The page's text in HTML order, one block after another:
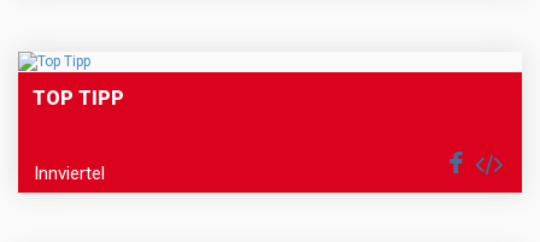
TOP TIPP
Innviertel